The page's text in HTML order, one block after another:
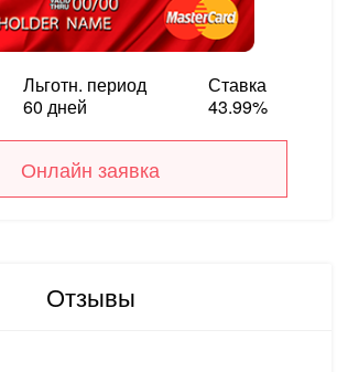
Льготн. период
60 дней
Ставка
43.99%
Онлайн заявка
Отзывы